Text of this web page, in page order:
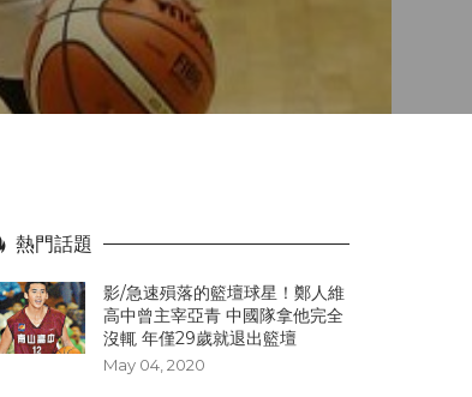
熱門話題
影/急速殞落的籃壇球星！鄭人維
高中曾主宰亞青 中國隊拿他完全
沒輒 年僅29歲就退出籃壇
May 04, 2020